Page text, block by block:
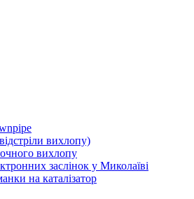
вихлопу)
вихлопу
заслінок у Миколаїві
на каталізатор